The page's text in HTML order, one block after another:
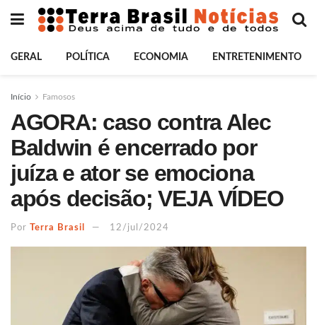
GERAL POLÍTICA ECONOMIA ENTRETENIMENTO
Início Famosos
AGORA: caso contra Alec
Baldwin é encerrado por
juíza e ator se emociona
após decisão; VEJA VÍDEO
Por Terra Brasil 12/jul/2024